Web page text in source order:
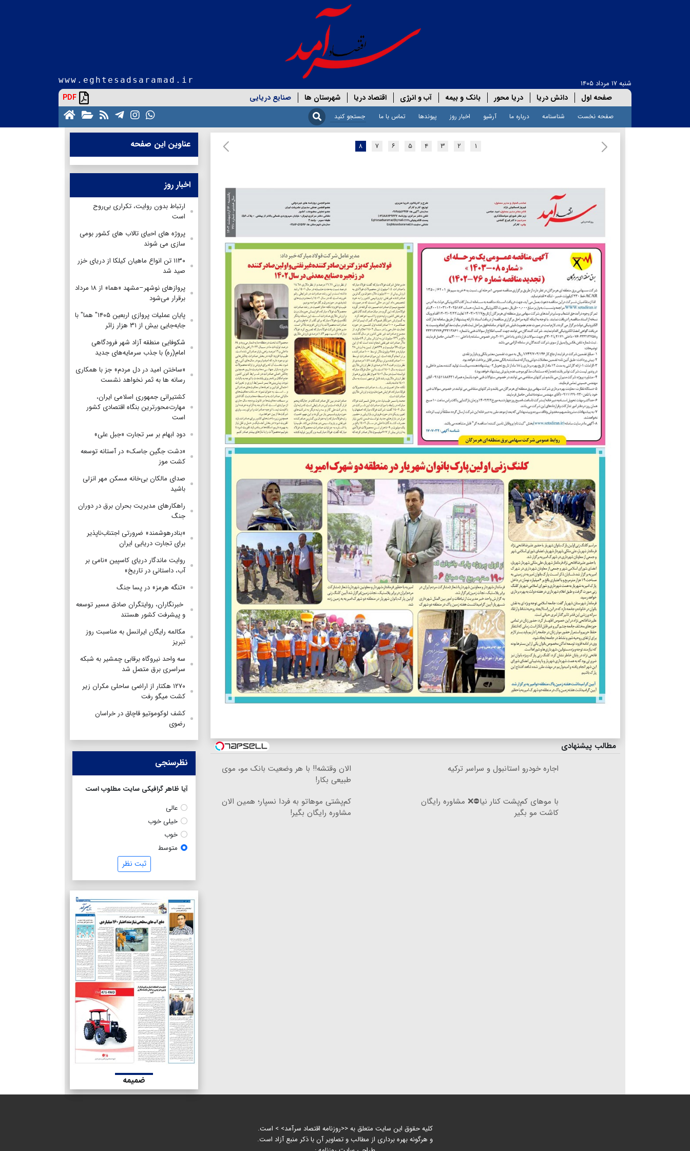
شنبه ۱۷ مرداد ۱۴۰۵ www.eghtesadsaramad.ir
صفحه اول دانش دریا دریا محور بانک و بیمه آب و انرژی اقتصاد دریا شهرستان ها صنایع دریایی PDF
صفحه نخست شناسنامه درباره ما آرشیو اخبار روز پیوندها تماس با ما
۱ ۲ ۳ ۴ ۵ ۶ ۷ ۸
مطالب پیشنهادی
اجاره خودرو استانبول و سراسر ترکیه
الان وقتشه‼️ با هر وضعیت بانک مو، موی
طبیعی بکار!
با موهای کم‌پشت کنار نیا⛔️❌ مشاوره رایگان
کاشت مو بگیر
کم‌پشتی موهاتو به فردا نسپار؛ همین الان
مشاوره رایگان بگیر!
عناوین این صفحه
اخبار روز
ارتباط بدون روایت، تکراری بی‌روح
است
پروژه های احیای تالاب های کشور بومی
سازی می شوند
۱۱۳۰ تن انواع ماهیان کیلکا از دریای خزر
صید شد
پروازهای نوشهر–مشهد «هما» از ۱۸ مرداد
برقرار می‌شود
پایان عملیات پروازی اربعین ۱۴۰۵" هما" با
جابه‌جایی بیش از ۳۱ هزار زائر
شکوفایی منطقه آزاد شهر فرودگاهی
امام(ره) با جذب سرمایه‌های جدید
«ساختن امید در دل مردم» جز با همکاری
رسانه ها به ثمر نخواهد نشست
کشتیرانی جمهوری اسلامی ایران،
مهارت‌محورترین بنگاه اقتصادی کشور
است
دودِ ابهام بر سر تجارت «جبل علی»
«دشت جگین جاسک» در آستانه توسعه
کشت موز
صدای مالکان بی‌خانه مسکن مهر انزلی
باشید
راهکارهای مدیریت بحران برق در دوران
جنگ
«بنادرهوشمند» ضرورتی اجتناب‌ناپذیر
برای تجارت دریایی ایران
روایت ماندگار دریای کاسپین «نامی بر
آب، داستانی در تاریخ»
«تنگه هرمز» در پسا جنگ
‌ خبرنگاران، روایتگران صادق مسیر توسعه
و پیشرفت کشور هستند
مکالمه رایگان ایرانسل به مناسبت روز
تبریز
سه واحد نیروگاه برقابی چمشیر به شبکه
سراسری برق متصل شد
۱۲۷۰ هکتار از اراضی ساحلی مکران زیر
کشت میگو رفت
کشف لوکوموتیو قاچاق در خراسان
رضوی
نظرسنجی
آیا ظاهر گرافیکی سایت مطلوب است
عالی
خیلی خوب
خوب
متوسط
ثبت نظر
ضمیمه
کلیه حقوق این سایت متعلق به <<روزنامه اقتصاد سرآمد> > است.
و هرگونه بهره برداری از مطالب و تصاویر آن با ذکر منبع آزاد است.